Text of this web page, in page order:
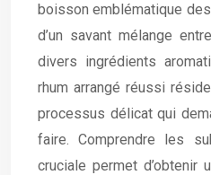
boisson emblématique
d’un savant mélange
divers ingrédients
rhum arrangé réussi
processus délicat qui
faire. Comprendre les
cruciale permet d’obtenir